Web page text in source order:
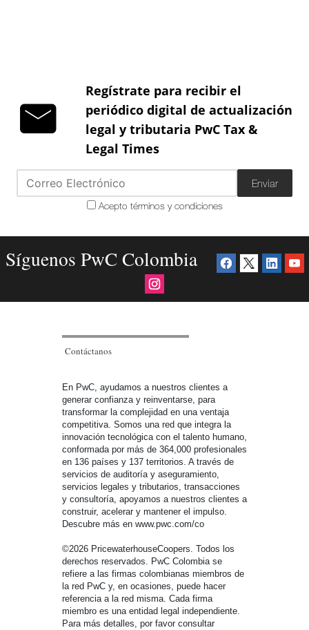
Regístrate para recibir el
periódico digital de actualización
legal y tributaria PwC Tax &
Legal Times
Enviar
Acepto términos y condiciones
Síguenos PwC Colombia
Contáctanos
En PwC, ayudamos a nuestros clientes a
generar confianza y reinventarse, para
transformar la complejidad en una ventaja
competitiva. Somos una red que integra la
innovación tecnológica con el talento humano,
conformada por más de 364,000 profesionales
en 136 países y 137 territorios. A través de
servicios de auditoría y aseguramiento,
servicios legales y tributarios, transacciones
y consultoría, apoyamos a nuestros clientes a
construir, acelerar y mantener el impulso.
Descubre más en www.pwc.com/co
©2026 PricewaterhouseCoopers. Todos los
derechos reservados. PwC Colombia se
refiere a las firmas colombianas miembros de
la red PwC y, en ocasiones, puede hacer
referencia a la red misma. Cada firma
miembro es una entidad legal independiente.
Para más detalles, por favor consultar